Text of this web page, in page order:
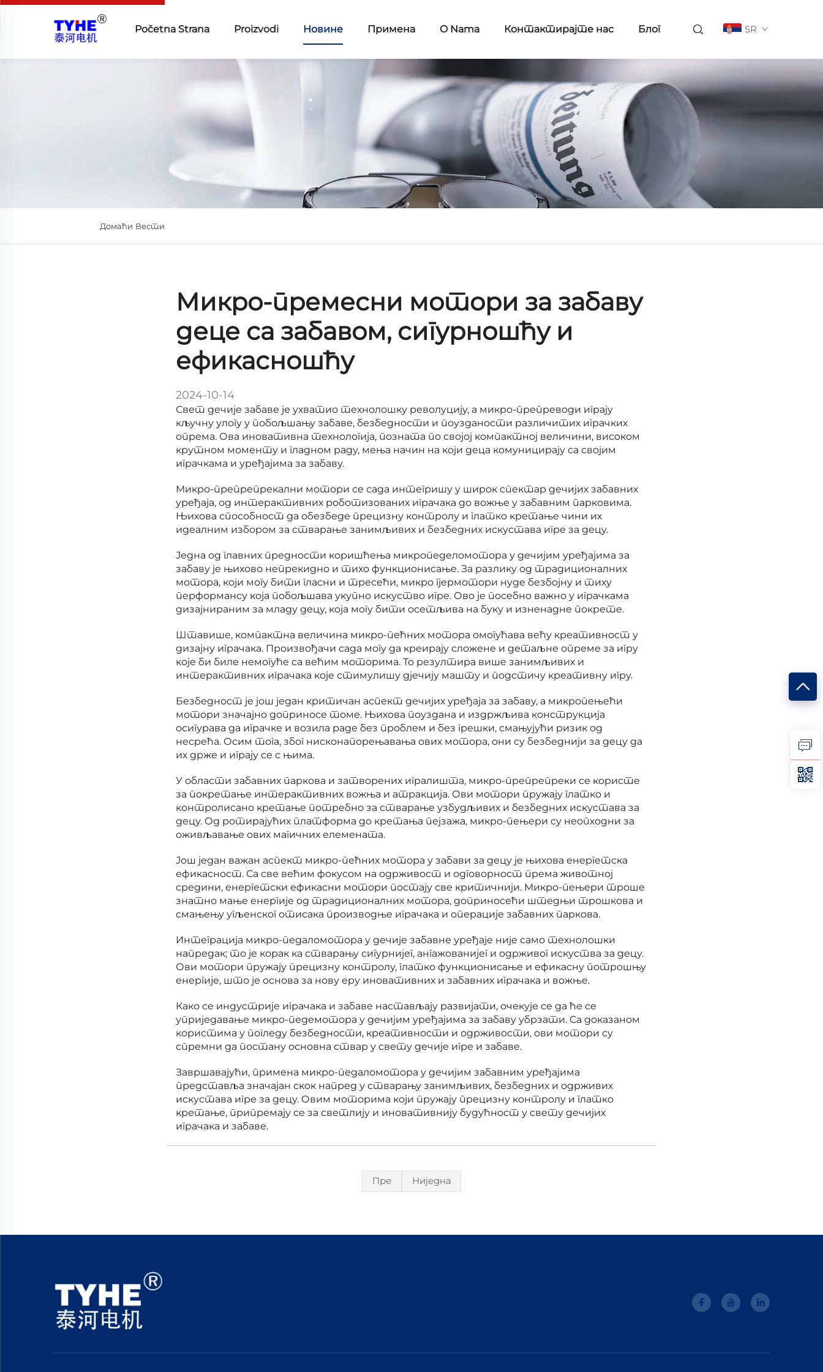
Početna Strana Proizvodi Новине Примена O Nama Контактирајте нас Блог SR
Домаћи Вести
Микро-премесни мотори за забаву
деце са забавом, сигурношћу и
ефикасношћу
2024-10-14
Свет дечије забаве је ухватио технолошку револуцију, а микро-препреводи играју
кључну улогу у побољшању забаве, безбедности и поузданости различитих играчких
опрема. Ова иновативна технологија, позната по својој компактној величини, високом
крутном моменту и гладном раду, мења начин на који деца комуницирају са својим
играчкама и уређајима за забаву.
Микро-препрепрекални мотори се сада интегришу у широк спектар дечијих забавних
уређаја, од интерактивних роботизованих играчака до вожње у забавним парковима.
Њихова способност да обезбеде прецизну контролу и глатко кретање чини их
идеалним избором за стварање занимљивих и безбедних искустава игре за децу.
Једна од главних предности коришћења микропеделомотора у дечијим уређајима за
забаву је њихово непрекидно и тихо функционисање. За разлику од традиционалних
мотора, који могу бити гласни и тресећи, микро гјермотори нуде безбојну и тиху
перформансу која побољшава укупно искуство игре. Ово је посебно важно у играчкама
дизајнираним за младу децу, која могу бити осетљива на буку и изненадне покрете.
Штавише, компактна величина микро-пећних мотора омогућава већу креативност у
дизајну играчака. Произвођачи сада могу да креирају сложене и детаљне опреме за игру
које би биле немогуће са већим моторима. То резултира више занимљивих и
интерактивних играчака које стимулишу дјечију машту и подстичу креативну игру.
Безбедност је још један критичан аспект дечијих уређаја за забаву, а микропењећи
мотори значајно доприносе томе. Њихова поуздана и издржљива конструкција
осигурава да играчке и возила раде без проблем и без грешки, смањујући ризик од
несрећа. Осим тога, због нисконапорењавања ових мотора, они су безбеднији за децу да
их држе и играју се с њима.
У области забавних паркова и затворених игралишта, микро-препрепреки се користе
за покретање интерактивних вожња и атракција. Ови мотори пружају глатко и
контролисано кретање потребно за стварање узбудљивих и безбедних искустава за
децу. Од ротирајућих платформа до кретања пејзажа, микро-пењери су неопходни за
оживљавање ових магичних елемената.
Још један важан аспект микро-пећних мотора у забави за децу је њихова енергетска
ефикасност. Са све већим фокусом на одрживост и одговорност према животној
средини, енергетски ефикасни мотори постају све критичнији. Микро-пењери троше
знатно мање енергије од традиционалних мотора, доприносећи штедњи трошкова и
смањењу угљенског отисака производње играчака и операције забавних паркова.
Интеграција микро-педаломотора у дечије забавне уређаје није само технолошки
напредак; то је корак ка стварању сигурнијег, ангажованијег и одрживог искуства за децу.
Ови мотори пружају прецизну контролу, глатко функционисање и ефикасну потрошњу
енергије, што је основа за нову еру иновативних и забавних играчака и вожње.
Како се индустрије играчака и забаве настављају развијати, очекује се да ће се
уприједавање микро-педемотора у дечијим уређајима за забаву убрзати. Са доказаном
користима у погледу безбедности, креативности и одрживости, ови мотори су
спремни да постану основна ствар у свету дечије игре и забаве.
Завршавајући, примена микро-педаломотора у дечијим забавним уређајима
представља значајан скок напред у стварању занимљивих, безбедних и одрживих
искустава игре за децу. Овим моторима који пружају прецизну контролу и глатко
кретање, припремају се за светлију и иновативнију будућност у свету дечијих
играчака и забаве.
Пре Ниједна